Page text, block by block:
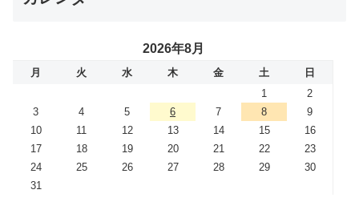
2026年8月
月 火 水 木 金 土
日
1
2
3
4 5 6 7 8
9
10
11 12 13 14 15
16
17
18 19 20 21 22
23
24
25 26 27 28 29
30
31